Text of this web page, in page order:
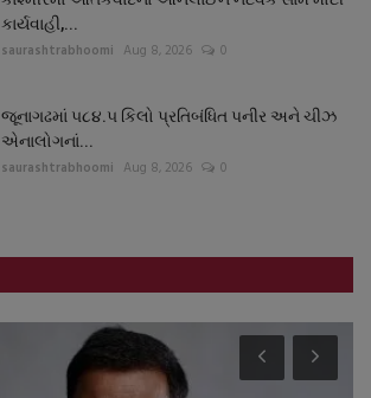
કાર્યવાહી,...
saurashtrabhoomi Aug 8, 2026 0
જૂનાગઢમાં ૫૮૪.૫ કિલો પ્રતિબંધિત પનીર અને ચીઝ
એનાલોગનાં...
saurashtrabhoomi Aug 8, 2026 0